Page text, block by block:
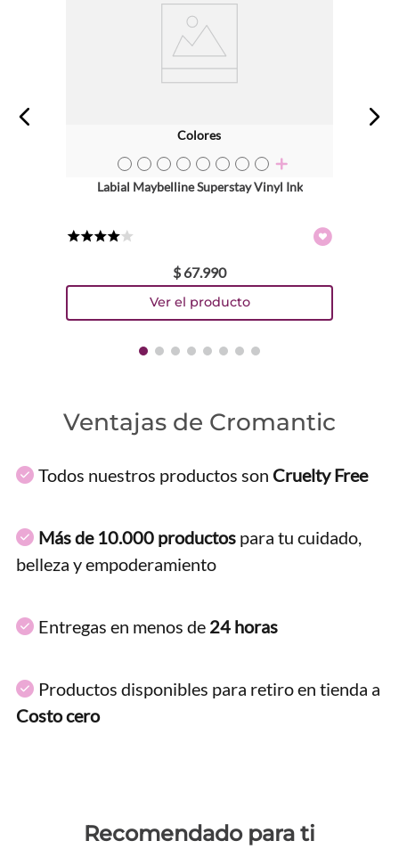
Colores
Labial Maybelline Superstay Vinyl Ink
$ 67.990
Ventajas de Cromantic
Todos nuestros productos son Cruelty Free
Más de 10.000 productos para tu cuidado,
belleza y empoderamiento
Entregas en menos de 24 horas
Productos disponibles para retiro en tienda a
Costo cero
Recomendado para ti